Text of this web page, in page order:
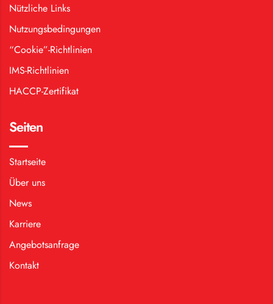
Nützliche Links
Nutzungsbedingungen
“Cookie”-Richtlinien
IMS-Richtlinien
HACCP-Zertifikat
Seiten
Startseite
Über uns
News
Karriere
Angebotsanfrage
Kontakt